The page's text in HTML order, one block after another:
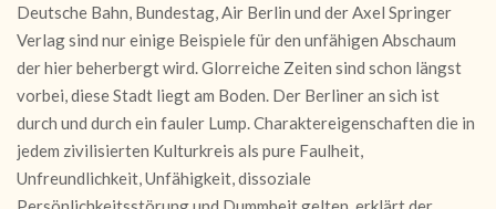
Deutsche Bahn, Bundestag, Air Berlin und der Axel Springer
Verlag sind nur einige Beispiele für den unfähigen Abschaum
der hier beherbergt wird. Glorreiche Zeiten sind schon längst
vorbei, diese Stadt liegt am Boden. Der Berliner an sich ist
durch und durch ein fauler Lump. Charaktereigenschaften die in
jedem zivilisierten Kulturkreis als pure Faulheit,
Unfreundlichkeit, Unfähigkeit, dissoziale